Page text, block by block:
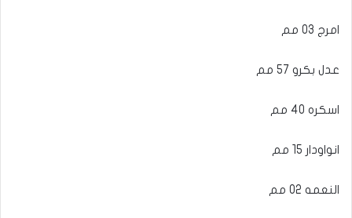
امرج 03 مم
عدل بكرو 57 مم
اسكره 40 مم
انواودار 15 مم
النعمه 02 مم